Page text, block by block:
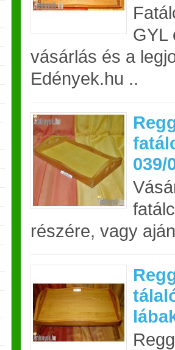
GYL
vásárlás és a
Edények.hu ..
039/
részére, vagy